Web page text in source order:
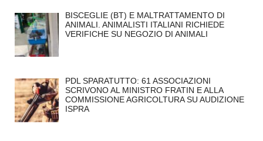
BISCEGLIE (BT) E MALTRATTAMENTO DI
ANIMALI. ANIMALISTI ITALIANI RICHIEDE
VERIFICHE SU NEGOZIO DI ANIMALI
PDL SPARATUTTO: 61 ASSOCIAZIONI
SCRIVONO AL MINISTRO FRATIN E ALLA
COMMISSIONE AGRICOLTURA SU AUDIZIONE
ISPRA